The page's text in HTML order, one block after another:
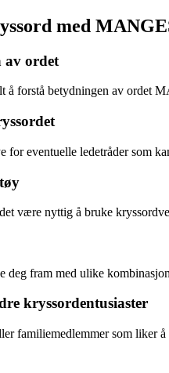
med
av ordet
å forstå betydningen av ordet
for eventuelle ledetråder som
være nyttig å bruke
deg fram med ulike
kryssordentusiaster
familiemedlemmer som liker